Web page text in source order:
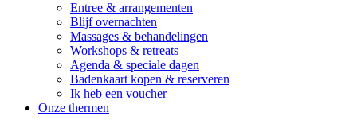
Entree & arrangementen
Blijf overnachten
Massages & behandelingen
Workshops & retreats
Agenda & speciale dagen
Badenkaart kopen & reserveren
Ik heb een voucher
Onze thermen